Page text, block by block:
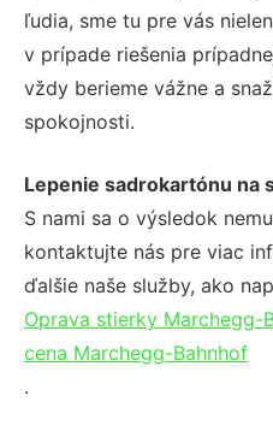
ľudia, sme tu pre vás
v prípade riešenia
vždy berieme vážne a
spokojnosti.
Lepenie sadrokartónu na
S nami sa o výsledok
kontaktujte nás pre viac
ďalšie naše služby, ako
Oprava stierky Marchegg-
cena Marchegg-Bahnhof
.